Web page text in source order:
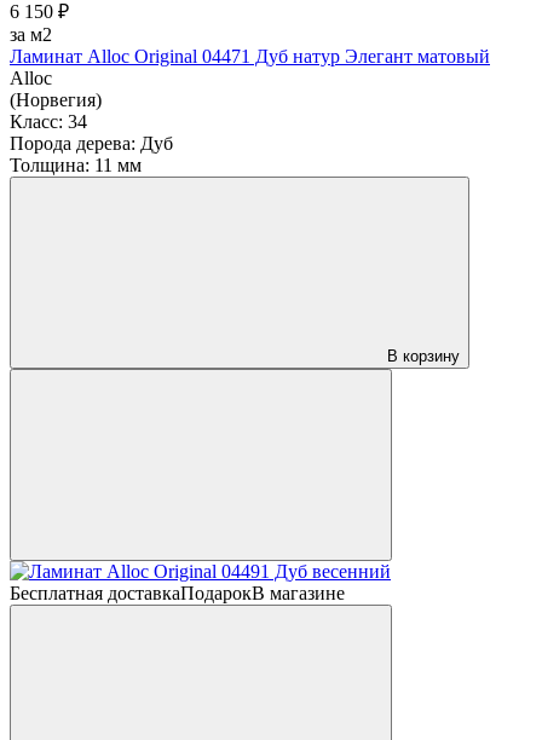
6 150 ₽
за м2
Ламинат Alloc Original 04471 Дуб натур Элегант матовый
Alloc
(Норвегия)
Класс: 34
Порода дерева: Дуб
Толщина: 11 мм
В корзину
Бесплатная доставкаПодарокВ магазине